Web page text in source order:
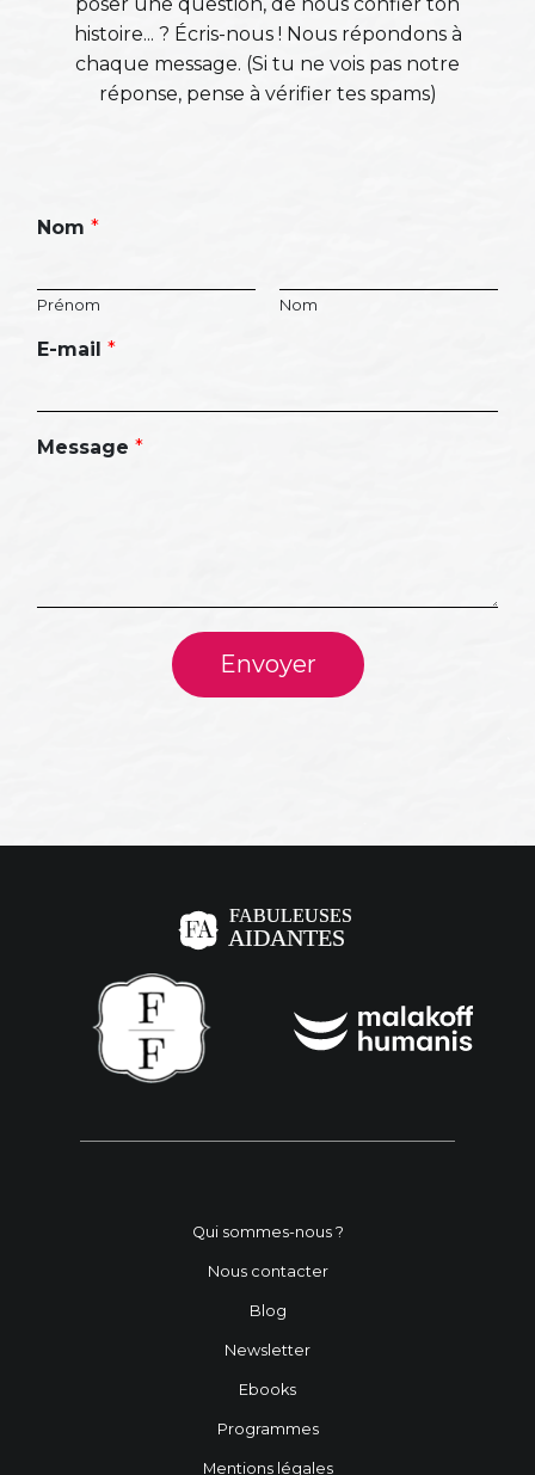
histoire... ? Écris-nous ! Nous répondons à
chaque message. (Si tu ne vois pas notre
réponse, pense à vérifier tes spams)
Nom *
Prénom Nom
E-mail *
Message *
Envoyer
Qui sommes-nous ?
Nous contacter
Blog
Newsletter
Ebooks
Programmes
Mentions légales